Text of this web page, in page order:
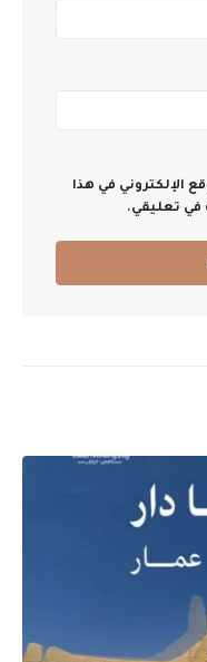
الإلكتروني في هذا
في تعليقي.